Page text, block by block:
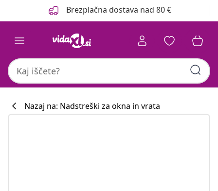
Brezplačna dostava nad 80 €
Nazaj na: Nadstreški za okna in vrata